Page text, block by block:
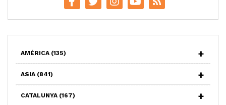
AMÉRICA (135)
ASIA (841)
CATALUNYA (167)